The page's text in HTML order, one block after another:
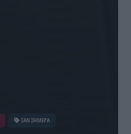
ΣΑΝ ΣΗΜΕΡΑ